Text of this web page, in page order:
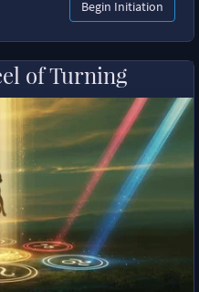
Begin Initiation
of Turning